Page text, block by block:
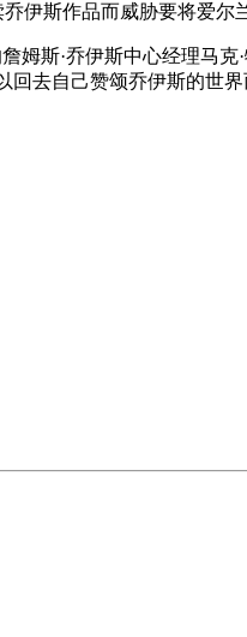
伊斯作品而威胁要将爱尔
斯·乔伊斯中心经理马
去自己赞颂乔伊斯的世